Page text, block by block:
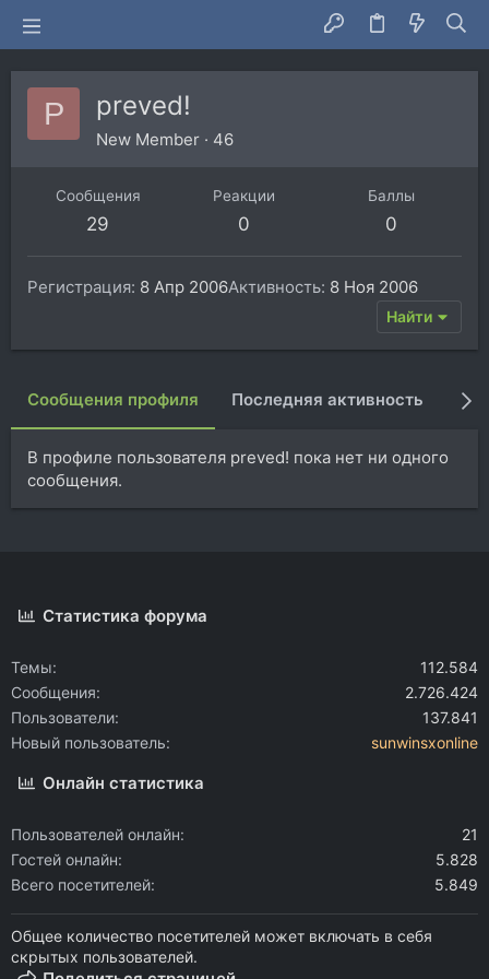
P preved!
New Member · 46
Сообщения
29
Реакции
0
Баллы
0
Регистрация 8 Апр 2006Активность 8 Ноя 2006
Найти
Сообщения профиля Последняя активность
В профиле пользователя preved! пока нет ни одного
сообщения.
Статистика форума
Темы
112.584
Сообщения
2.726.424
Пользователи
137.841
Новый пользователь
sunwinsxonline
Онлайн статистика
Пользователей онлайн
21
Гостей онлайн
5.828
Всего посетителей
5.849
Общее количество посетителей может включать в себя
скрытых пользователей.